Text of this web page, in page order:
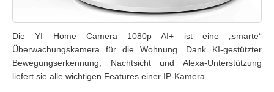
Die YI Home Camera 1080p AI+ ist eine „smarte“
Überwachungskamera für die Wohnung. Dank KI-gestützter
Bewegungserkennung, Nachtsicht und Alexa-Unterstützung
liefert sie alle wichtigen Features einer IP-Kamera.